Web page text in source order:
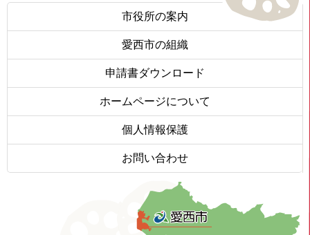
市役所の案内
愛西市の組織
申請書ダウンロード
ホームページについて
個人情報保護
お問い合わせ